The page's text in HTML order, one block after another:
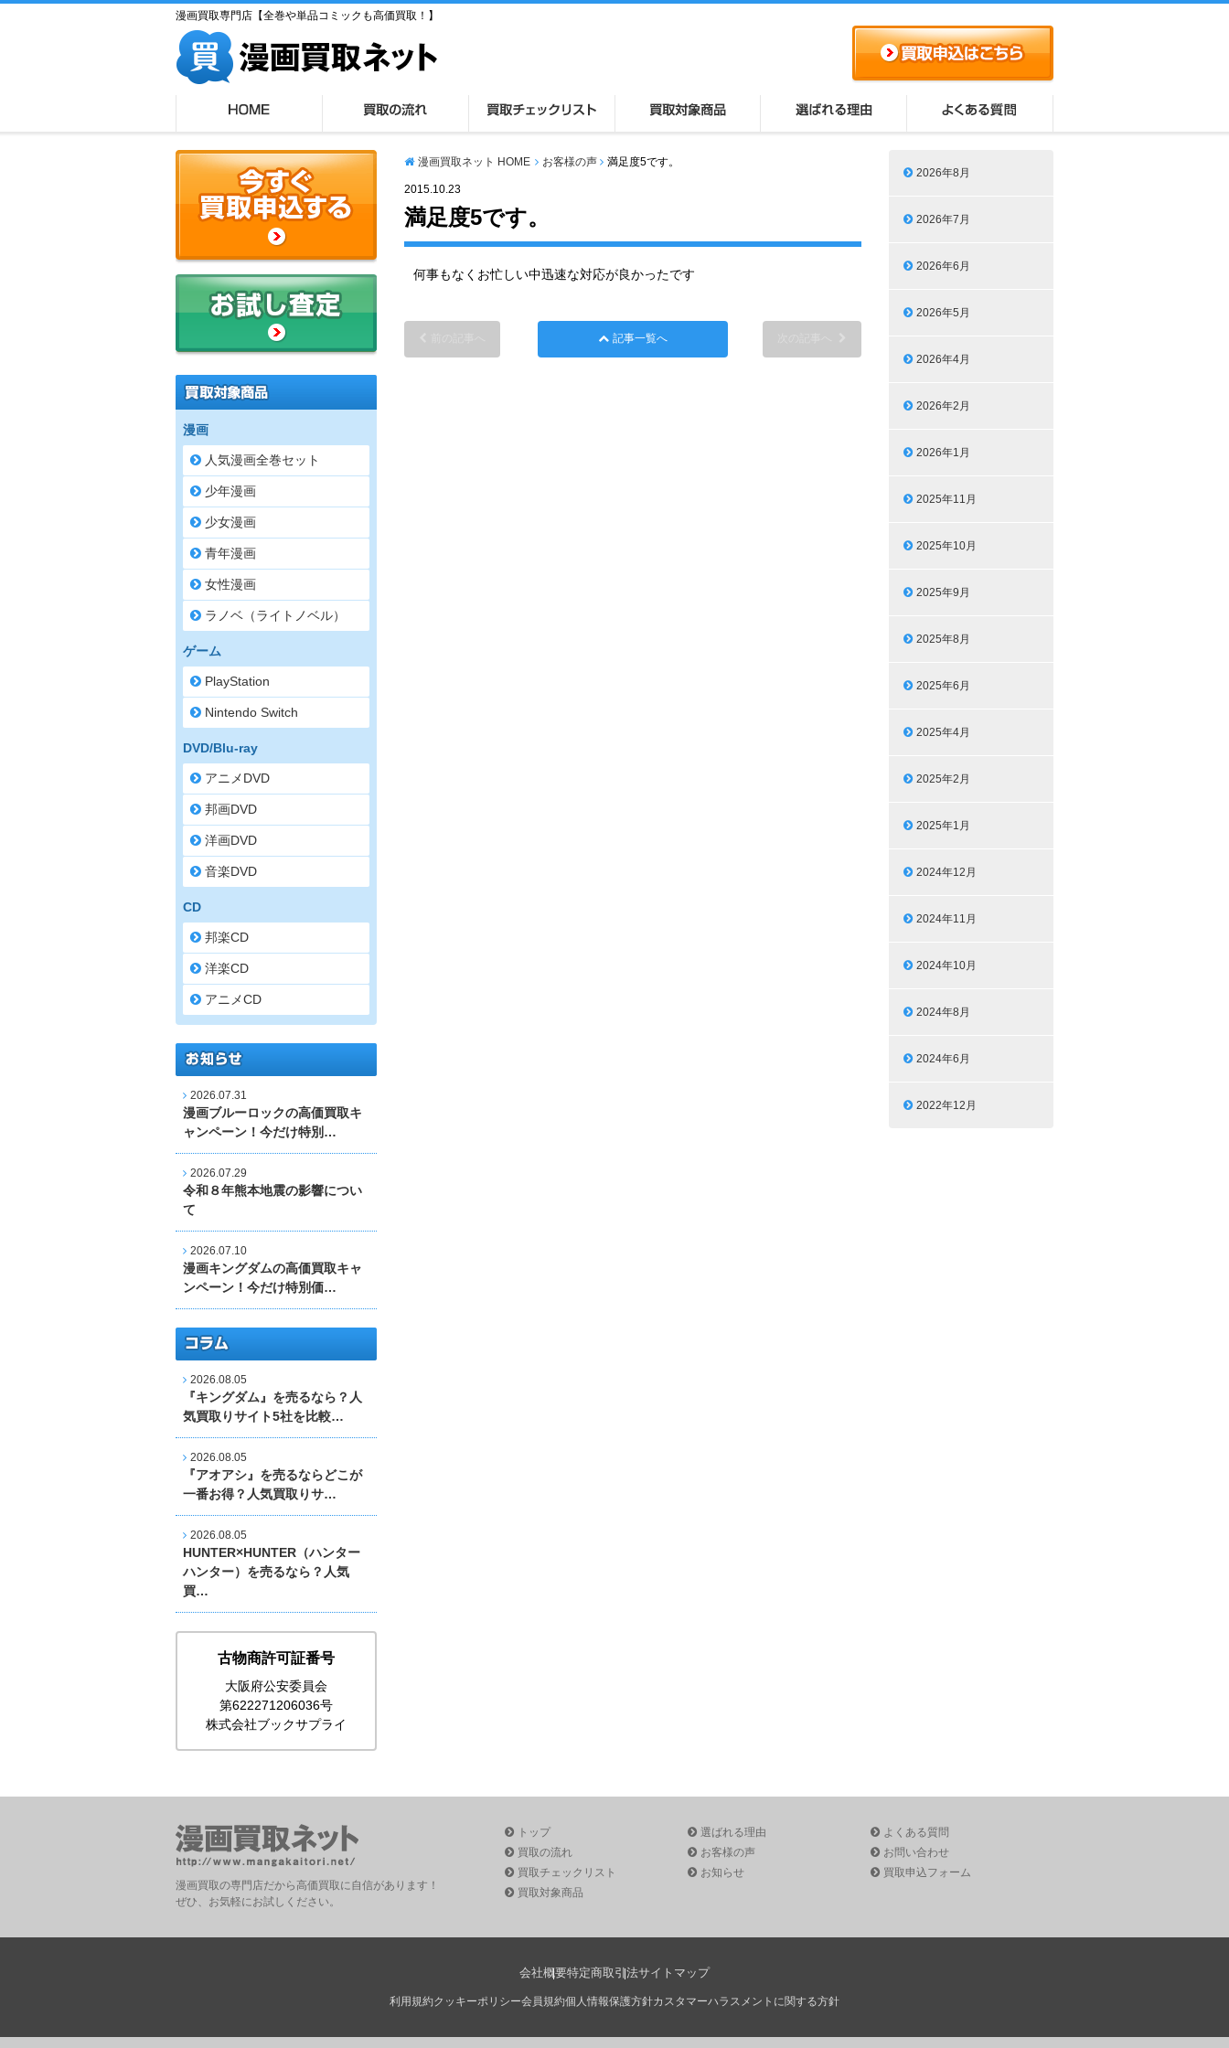
漫画買取専門店【全巻や単品コミックも高価買取！】
漫画買取ネット HOME お客様の声 満足度5です。
2015.10.23
満足度5です。
何事もなくお忙しい中迅速な対応が良かったです
記事一覧へ
2026年8月
2026年7月
2026年6月
2026年5月
2026年4月
2026年2月
2026年1月
2025年11月
2025年10月
2025年9月
2025年8月
2025年6月
2025年4月
2025年2月
2025年1月
2024年12月
2024年11月
2024年10月
2024年8月
2024年6月
2022年12月
漫画
人気漫画全巻セット
少年漫画
少女漫画
青年漫画
女性漫画
ラノベ（ライトノベル）
ゲーム
PlayStation
Nintendo Switch
DVD/Blu-ray
アニメDVD
邦画DVD
洋画DVD
音楽DVD
CD
邦楽CD
洋楽CD
アニメCD
2026.07.31
漫画ブルーロックの高価買取キ
ャンペーン！今だけ特別…
2026.07.29
令和８年熊本地震の影響につい
て
2026.07.10
漫画キングダムの高価買取キャ
ンペーン！今だけ特別価…
2026.08.05
『キングダム』を売るなら？人
気買取りサイト5社を比較…
2026.08.05
『アオアシ』を売るならどこが
一番お得？人気買取りサ…
2026.08.05
HUNTER×HUNTER（ハンター
ハンター）を売るなら？人気
買…
古物商許可証番号
大阪府公安委員会
第622271206036号
株式会社ブックサプライ
漫画買取の専門店だから高価買取に自信があります！
ぜひ、お気軽にお試しください。
トップ
買取の流れ
買取チェックリスト
買取対象商品
選ばれる理由
お客様の声
お知らせ
よくある質問
お問い合わせ
買取申込フォーム
会社概要特定商取引法サイトマップ
利用規約クッキーポリシー会員規約個人情報保護方針カスタマーハラスメントに関する方針